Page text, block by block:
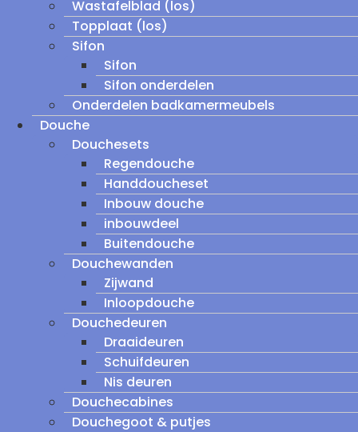
Wastafelblad (los)
Topplaat (los)
Sifon
Sifon
Sifon onderdelen
Onderdelen badkamermeubels
Douche
Douchesets
Regendouche
Handdoucheset
Inbouw douche
inbouwdeel
Buitendouche
Douchewanden
Zijwand
Inloopdouche
Douchedeuren
Draaideuren
Schuifdeuren
Nis deuren
Douchecabines
Douchegoot & putjes